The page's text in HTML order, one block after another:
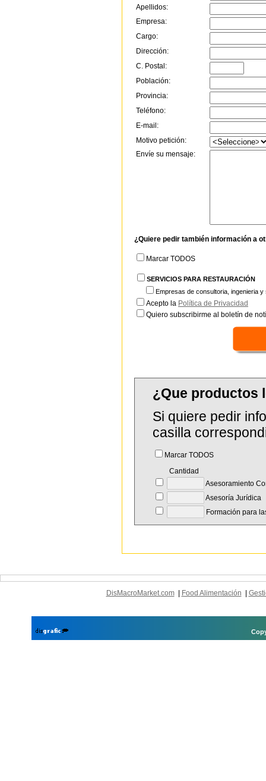
Apellidos:
Empresa:
Cargo:
Dirección:
C. Postal:
Población:
Provincia:
Teléfono:
E-mail:
Motivo petición:
Envíe su mensaje:
¿Quiere pedir también información a
Marcar TODOS
SERVICIOS PARA RESTAURACIÓN
Empresas de consultoria, ingenieria y
Acepto la Política de Privacidad
Quiero subscribirme al boletín de
¿Que productos
Si quiere pedir
casilla
Marcar TODOS
Cantidad
Asesoramiento
Asesoría Jurídica
Formación para
DisMacroMarket.com| Food Alimentación